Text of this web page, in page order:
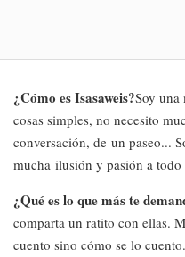
¿Cómo es Isasaweis?Soy
cosas simples, no necesito
conversación, de un paseo...
mucha ilusión y pasión a todo
¿Qué es lo que más te
comparta un ratito con ellas.
cuento sino cómo se lo